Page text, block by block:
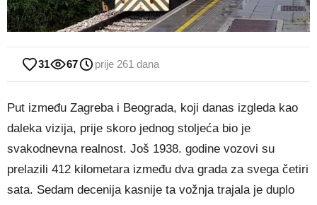
31 67 prije 261 dana
Put između Zagreba i Beograda, koji danas izgleda kao
daleka vizija, prije skoro jednog stoljeća bio je
svakodnevna realnost. Još 1938. godine vozovi su
prelazili 412 kilometara između dva grada za svega četiri
sata. Sedam decenija kasnije ta vožnja trajala je duplo